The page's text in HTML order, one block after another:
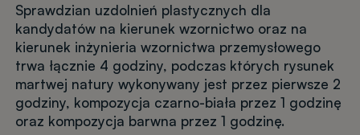
Sprawdzian uzdolnień plastycznych dla
kandydatów na kierunek wzornictwo oraz na
kierunek inżynieria wzornictwa przemysłowego
trwa łącznie 4 godziny, podczas których rysunek
martwej natury wykonywany jest przez pierwsze 2
godziny, kompozycja czarno-biała przez 1 godzinę
oraz kompozycja barwna przez 1 godzinę.